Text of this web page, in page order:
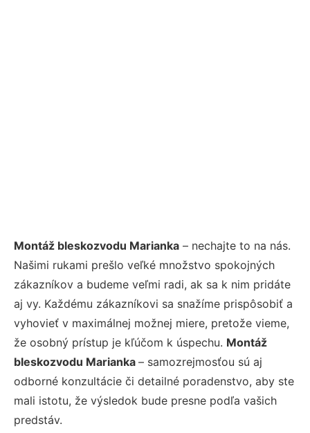
Montáž bleskozvodu Marianka – nechajte to na nás.
Našimi rukami prešlo veľké množstvo spokojných
zákazníkov a budeme veľmi radi, ak sa k nim pridáte
aj vy. Každému zákazníkovi sa snažíme prispôsobiť a
vyhovieť v maximálnej možnej miere, pretože vieme,
že osobný prístup je kľúčom k úspechu. Montáž
bleskozvodu Marianka – samozrejmosťou sú aj
odborné konzultácie či detailné poradenstvo, aby ste
mali istotu, že výsledok bude presne podľa vašich
predstáv.